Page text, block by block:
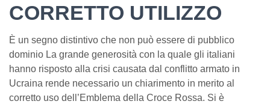
CORRETTO UTILIZZO
È un segno distintivo che non può essere di pubblico
dominio La grande generosità con la quale gli italiani
hanno risposto alla crisi causata dal conflitto armato in
Ucraina rende necessario un chiarimento in merito al
corretto uso dell’Emblema della Croce Rossa. Si è